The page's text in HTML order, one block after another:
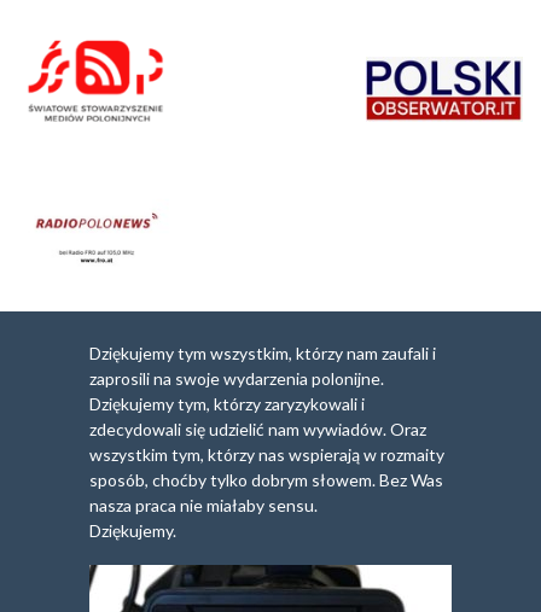
Dziękujemy tym wszystkim, którzy nam zaufali i
zaprosili na swoje wydarzenia polonijne.
Dziękujemy tym, którzy zaryzykowali i
zdecydowali się udzielić nam wywiadów. Oraz
wszystkim tym, którzy nas wspierają w rozmaity
sposób, choćby tylko dobrym słowem. Bez Was
nasza praca nie miałaby sensu.
Dziękujemy.